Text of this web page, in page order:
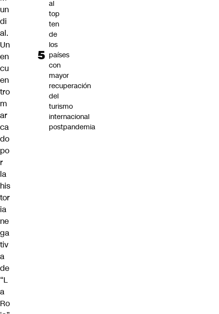
un
di
al.
Un
en
cu
en
tro
m
ar
ca
do
po
r
la
his
tor
ia
ne
ga
tiv
a
de
“L
a
Ro
al
top
ten
de
los
países
con
mayor
recuperación
del
turismo
internacional
postpandemia